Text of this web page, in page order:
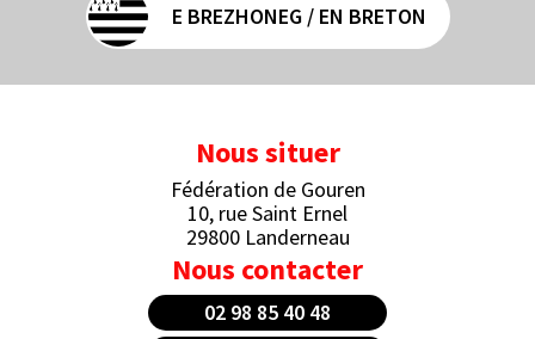
E BREZHONEG / EN BRETON
Nous situer
Fédération de Gouren
10, rue Saint Ernel
29800 Landerneau
Nous contacter
02 98 85 40 48